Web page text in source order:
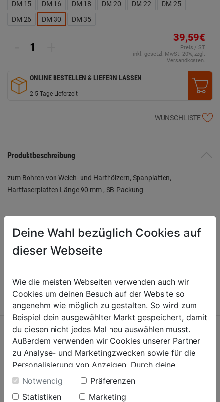
DM 15 DM 16 DM 18 DM 20 DM 22
DM 25
DM 26
DM 30 DM 35
39,59€
Preis / ST
inkl. gesetzl. MwSt. 20%, zzgl.
Versandkosten.
ONLINE BESTELLEN & LIEFERN LASSEN
2-5 Tage Lieferzeit
WUNSCHLISTE
Produktbeschreibung
zum Bohren von Weich- und Harthölzern, Spanplatten,
Hartfaserplatten Länge 90 mm , SB-Packung
WEITERE PRODUKTE AUS DIESER
KATEGORIE
Deine Wahl bezüglich Cookies auf
dieser Webseite
Wie die meisten Webseiten verwenden auch wir
Cookies um deinen Besuch auf der Website so
angenehm wie möglich zu gestalten. So wird zum
Beispiel dein ausgewählter Markt gespeichert, damit
du diesen nicht jedes Mal neu auswählen musst.
Außerdem verwenden wir Cookies unserer Partner
zu Analyse- und Marketingzwecken sowie für die
Personalisierung von Anzeigen. Durch deine
Einwilligung werden die Daten von Drittanbieter,
unter anderem auch in den USA, verarbeitet.
Durch Klick auf "Alle Cookies erlauben" stimmst du
Notwendig
Präferenzen
Statistiken
Marketing